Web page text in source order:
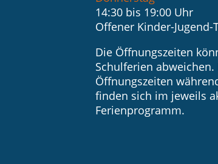
14:30 bis 19:00 Uhr
Offener Kinder-Jugend-
Die Öffnungszeiten
Schulferien
Öffnungszeiten
finden sich im jeweils
Ferienprogramm.